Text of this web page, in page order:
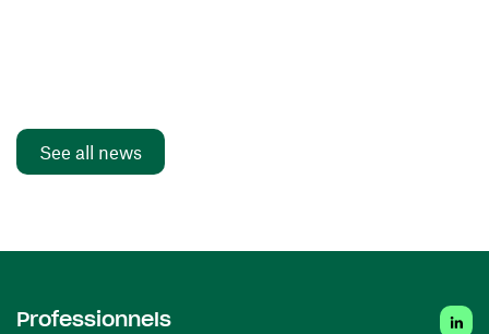
See all news
Professionnels